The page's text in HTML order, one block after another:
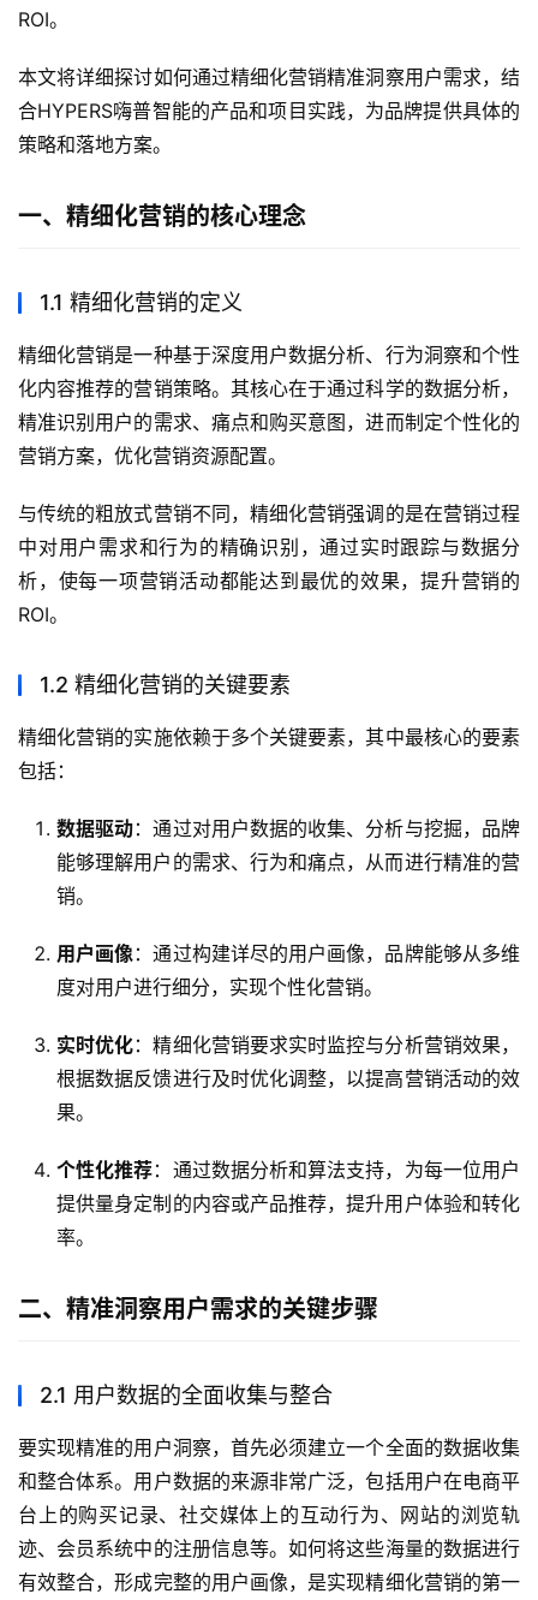
ROI。
本文将详细探讨如何通过精细化营销精准洞察用户需求，结
合HYPERS嗨普智能的产品和项目实践，为品牌提供具体的
策略和落地方案。
一、精细化营销的核心理念
1.1 精细化营销的定义
精细化营销是一种基于深度用户数据分析、行为洞察和个性
化内容推荐的营销策略。其核心在于通过科学的数据分析，
精准识别用户的需求、痛点和购买意图，进而制定个性化的
营销方案，优化营销资源配置。
与传统的粗放式营销不同，精细化营销强调的是在营销过程
中对用户需求和行为的精确识别，通过实时跟踪与数据分
析，使每一项营销活动都能达到最优的效果，提升营销的
ROI。
1.2 精细化营销的关键要素
精细化营销的实施依赖于多个关键要素，其中最核心的要素
包括：
数据驱动：通过对用户数据的收集、分析与挖掘，品牌
能够理解用户的需求、行为和痛点，从而进行精准的营
销。
用户画像：通过构建详尽的用户画像，品牌能够从多维
度对用户进行细分，实现个性化营销。
实时优化：精细化营销要求实时监控与分析营销效果，
根据数据反馈进行及时优化调整，以提高营销活动的效
果。
个性化推荐：通过数据分析和算法支持，为每一位用户
提供量身定制的内容或产品推荐，提升用户体验和转化
率。
二、精准洞察用户需求的关键步骤
2.1 用户数据的全面收集与整合
要实现精准的用户洞察，首先必须建立一个全面的数据收集
和整合体系。用户数据的来源非常广泛，包括用户在电商平
台上的购买记录、社交媒体上的互动行为、网站的浏览轨
迹、会员系统中的注册信息等。如何将这些海量的数据进行
有效整合，形成完整的用户画像，是实现精细化营销的第一